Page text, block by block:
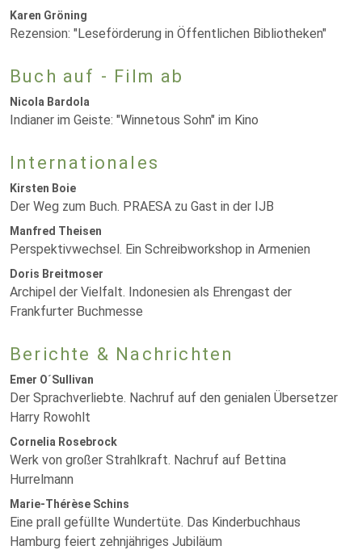
Karen Gröning
Rezension: "Leseförderung in Öffentlichen Bibliotheken"
Buch auf - Film ab
Nicola Bardola
Indianer im Geiste: "Winnetous Sohn" im Kino
Internationales
Kirsten Boie
Der Weg zum Buch. PRAESA zu Gast in der IJB
Manfred Theisen
Perspektivwechsel. Ein Schreibworkshop in Armenien
Doris Breitmoser
Archipel der Vielfalt. Indonesien als Ehrengast der
Frankfurter Buchmesse
Berichte & Nachrichten
Emer O´Sullivan
Der Sprachverliebte. Nachruf auf den genialen Übersetzer
Harry Rowohlt
Cornelia Rosebrock
Werk von großer Strahlkraft. Nachruf auf Bettina
Hurrelmann
Marie-Thérèse Schins
Eine prall gefüllte Wundertüte. Das Kinderbuchhaus
Hamburg feiert zehnjähriges Jubiläum